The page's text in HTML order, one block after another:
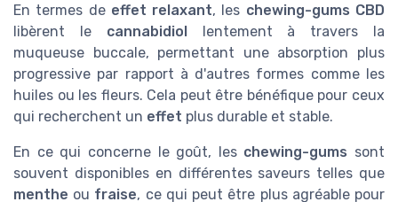
En termes de effet relaxant, les chewing-gums CBD
libèrent le cannabidiollentement à travers la
muqueuse buccale, permettant une absorption plus
progressive par rapport à d'autres formes comme les
huiles ou les fleurs. Cela peut être bénéfique pour ceux
qui recherchent un effet plus durable et stable.
En ce qui concerne le goût, les chewing-gums sont
souvent disponibles en différentes saveurs telles que
menthe ou fraise, ce qui peut être plus agréable pour